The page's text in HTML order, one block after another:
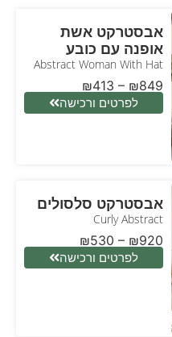
אבסטרקט אשת
אופנה עם כובע
Abstract Woman With Hat
₪413 – ₪849
לפרטים ורכישה
אבסטרקט סלסולים
Curly Abstract
₪530 – ₪920
לפרטים ורכישה